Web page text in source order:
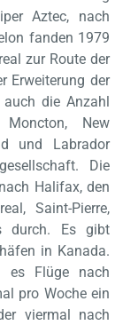
Aztec, nach
fanden 1979
zur Route der
Erweiterung der
die Anzahl
New
und Labrador
Die
Halifax, den
Saint-Pierre,
durch. Es gibt
in Kanada.
es Flüge nach
pro Woche ein
viermal nach